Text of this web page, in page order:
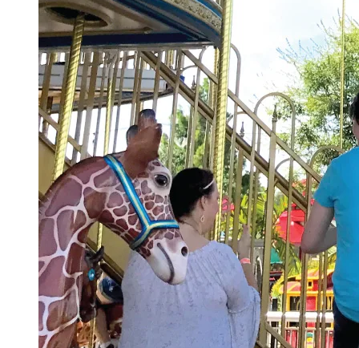
TARJETAS DE REGALO
COMPRA TARJETAS DE REGALO
CONSULTAR SALDO DE LA
TARJETA DE REGALO
ENGLISH